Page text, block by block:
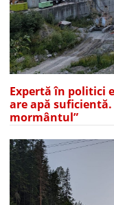
Expertă în politici
are apă
mormântul”